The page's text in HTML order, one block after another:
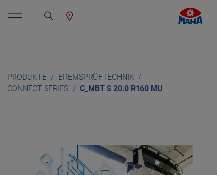
PRODUKTE
BREMSPRÜFTECHNIK
CONNECT SERIES
C_MBT S 20.0 R160 MU